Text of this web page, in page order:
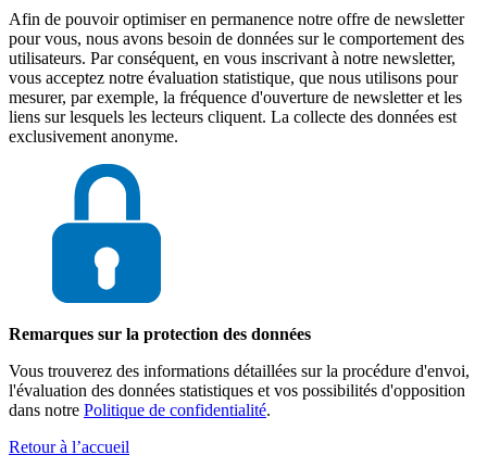
Afin de pouvoir optimiser en permanence notre offre de newsletter
pour vous, nous avons besoin de données sur le comportement des
utilisateurs. Par conséquent, en vous inscrivant à notre newsletter,
vous acceptez notre évaluation statistique, que nous utilisons pour
mesurer, par exemple, la fréquence d'ouverture de newsletter et les
liens sur lesquels les lecteurs cliquent. La collecte des données est
exclusivement anonyme.
Remarques sur la protection des données
Vous trouverez des informations détaillées sur la procédure d'envoi,
l'évaluation des données statistiques et vos possibilités d'opposition
dans notre Politique de confidentialité.
Retour à l’accueil